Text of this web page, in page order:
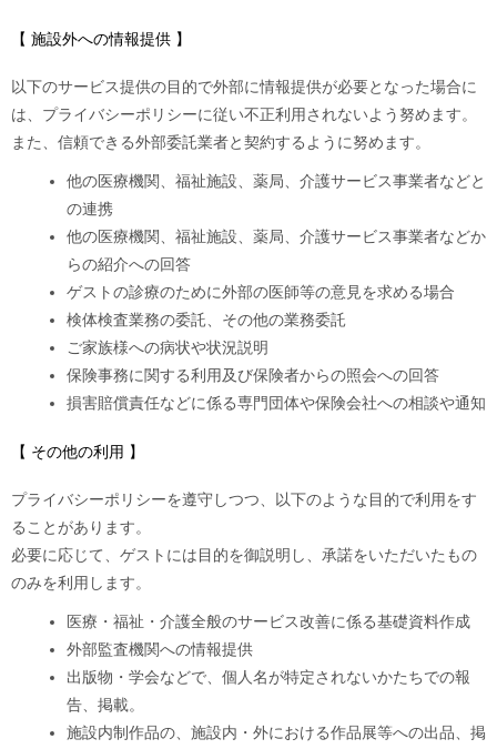
【 施設外への情報提供 】
以下のサービス提供の目的で外部に情報提供が必要となった場合に
は、プライバシーポリシーに従い不正利用されないよう努めます。
また、信頼できる外部委託業者と契約するように努めます。
他の医療機関、福祉施設、薬局、介護サービス事業者などと
の連携
他の医療機関、福祉施設、薬局、介護サービス事業者などか
らの紹介への回答
ゲストの診療のために外部の医師等の意見を求める場合
検体検査業務の委託、その他の業務委託
ご家族様への病状や状況説明
保険事務に関する利用及び保険者からの照会への回答
損害賠償責任などに係る専門団体や保険会社への相談や通知
【 その他の利用 】
プライバシーポリシーを遵守しつつ、以下のような目的で利用をす
ることがあります。
必要に応じて、ゲストには目的を御説明し、承諾をいただいたもの
のみを利用します。
医療・福祉・介護全般のサービス改善に係る基礎資料作成
外部監査機関への情報提供
出版物・学会などで、個人名が特定されないかたちでの報
告、掲載。
施設内制作品の、施設内・外における作品展等への出品、掲